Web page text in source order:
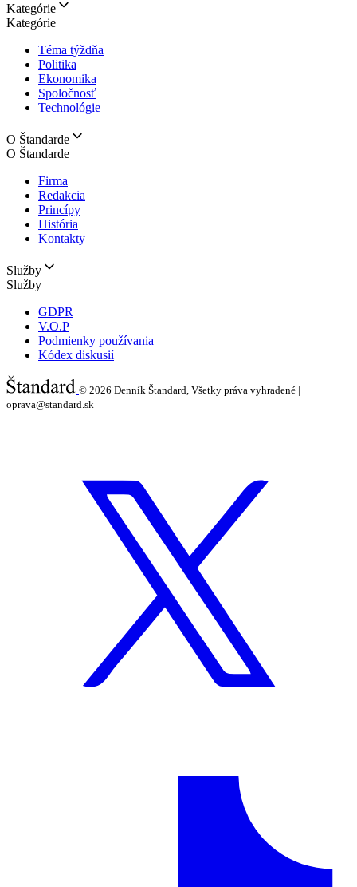
Kategórie
Kategórie
Téma týždňa
Politika
Ekonomika
Spoločnosť
Technológie
O Štandarde
O Štandarde
Firma
Redakcia
Princípy
História
Kontakty
Služby
Služby
GDPR
V.O.P
Podmienky používania
Kódex diskusií
© 2026 Denník Štandard, Všetky práva vyhradené |
oprava@standard.sk